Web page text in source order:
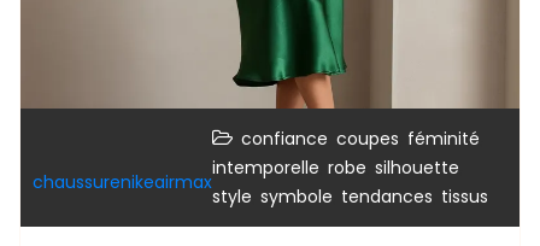
chaussurenikeairmax
confiance coupes féminité
intemporelle robe silhouette
style symbole tendances tissus